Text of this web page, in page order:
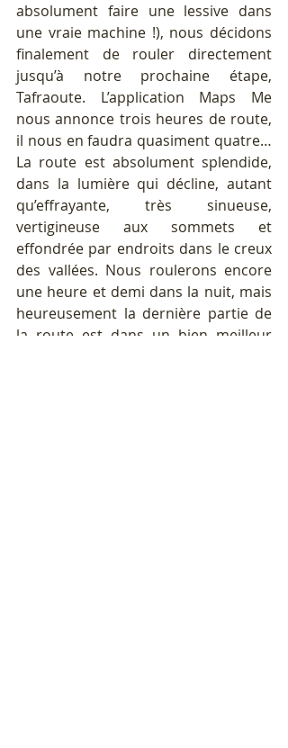
absolument faire une lessive dans
une vraie machine !), nous décidons
finalement de rouler directement
jusqu’à notre prochaine étape,
Tafraoute. L’application Maps Me
nous annonce trois heures de route,
il nous en faudra quasiment quatre…
La route est absolument splendide,
dans la lumière qui décline, autant
qu’effrayante, très sinueuse,
vertigineuse aux sommets et
effondrée par endroits dans le creux
des vallées. Nous roulerons encore
une heure et demi dans la nuit, mais
heureusement la dernière partie de
la route est dans un bien meilleur